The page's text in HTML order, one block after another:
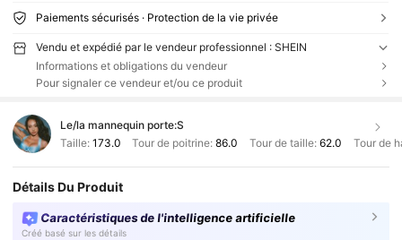
Paiements sécurisés · Protection de la vie privée
Vendu et expédié par le vendeur professionnel : SHEIN
Informations et obligations du vendeur
Pour signaler ce vendeur et/ou ce produit
Le/la mannequin porte:S
Taille: 173.0 Tour de poitrine:86.0 Tour de taille: 62.0 Tour de
Détails Du Produit
Caractéristiques de l'intelligence artificielle
Créé basé sur les détails